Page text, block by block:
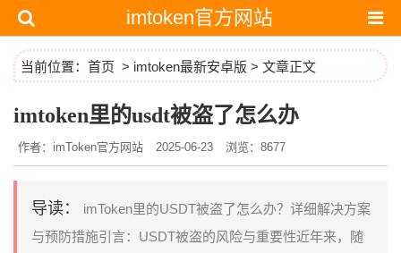
imtoken官方网站
当前位置： 首页 > imtoken最新安卓版 > 文章正文
imtoken里的usdt被盗了怎么办
作者：imToken官方网站 2025-06-23 浏览：8677
导读：
imToken里的USDT被盗了怎么办？详细解决方案
与预防措施引言：USDT被盗的风险与重要性近年来，随